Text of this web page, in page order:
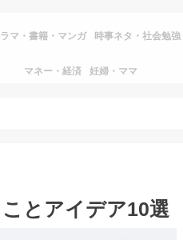
マ・書籍・マンガ 時事ネタ・社会勉強
マネー・経済 妊婦・ママ
とアイデア10選